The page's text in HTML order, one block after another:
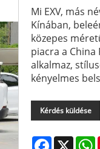
Mi EXV, más
Kínában,
közepes
piacra a China
alkalmaz,
kényelmes
Kérdés küldése
Facebook
X